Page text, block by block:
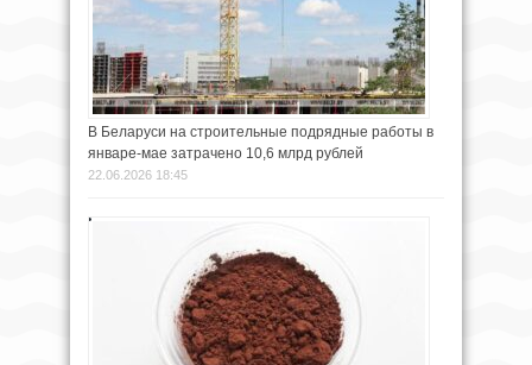
В Беларуси на строительные подрядные работы в
январе-мае затрачено 10,6 млрд рублей
22.06.2026 18:45